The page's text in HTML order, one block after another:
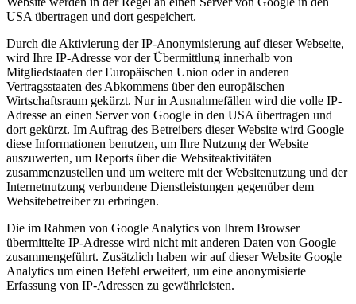
USA übertragen und dort gespeichert.
Durch die Aktivierung der IP-Anonymisierung auf dieser Webseite,
wird Ihre IP-Adresse vor der Übermittlung innerhalb von
Mitgliedstaaten der Europäischen Union oder in anderen
Vertragsstaaten des Abkommens über den europäischen
Wirtschaftsraum gekürzt. Nur in Ausnahmefällen wird die volle IP-
Adresse an einen Server von Google in den USA übertragen und
dort gekürzt. Im Auftrag des Betreibers dieser Website wird Google
diese Informationen benutzen, um Ihre Nutzung der Website
auszuwerten, um Reports über die Websiteaktivitäten
zusammenzustellen und um weitere mit der Websitenutzung und der
Internetnutzung verbundene Dienstleistungen gegenüber dem
Websitebetreiber zu erbringen.
Die im Rahmen von Google Analytics von Ihrem Browser
übermittelte IP-Adresse wird nicht mit anderen Daten von Google
zusammengeführt. Zusätzlich haben wir auf dieser Website Google
Analytics um einen Befehl erweitert, um eine anonymisierte
Erfassung von IP-Adressen zu gewährleisten.